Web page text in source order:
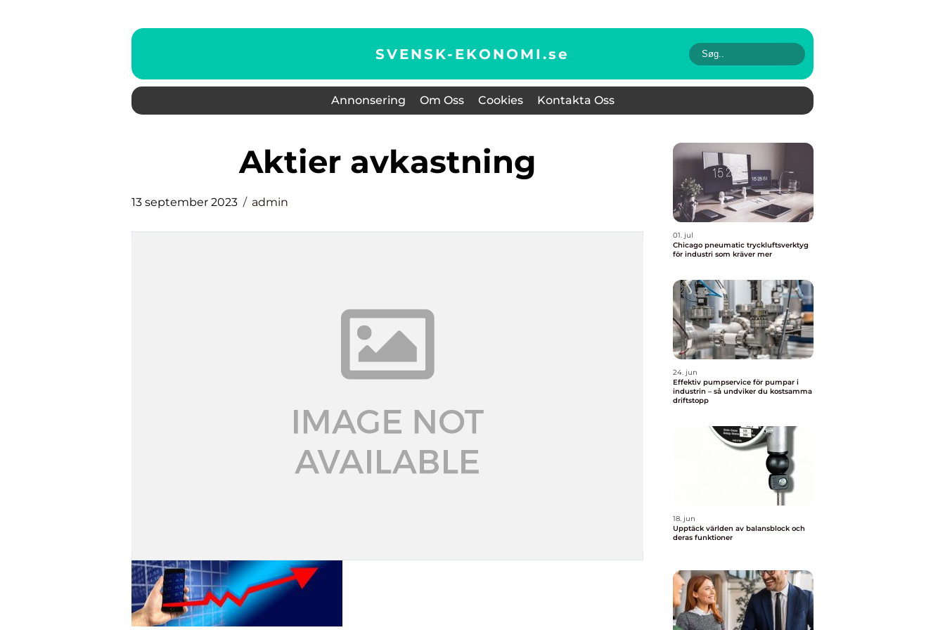
SVENSK-EKONOMI.se
Annonsering Om Oss Cookies Kontakta Oss
aktier avkastning
13 september 2023 admin
01. jul
Chicago pneumatic tryckluftsverktyg
för industri som kräver mer
24. jun
Effektiv pumpservice för pumpar i
industrin – så undviker du kostsamma
driftstopp
18. jun
Upptäck världen av balansblock och
deras funktioner